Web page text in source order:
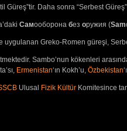
Daha sonra “Serbest Güreş”
Сaмооборонабезоружия (Sam
uygulanan Greko-Romen güreşi,
Sambo’nun kökenleri
Ermenistan‘ın Kokh’u,Özbekistan
Ulusal Fizik Kültür Komitesince